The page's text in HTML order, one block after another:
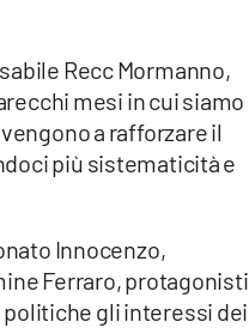
Recc Mormanno,
mesi in cui siamo
a rafforzare il
più sistematicità e
Innocenzo,
Ferraro, protagonisti
gli interessi dei